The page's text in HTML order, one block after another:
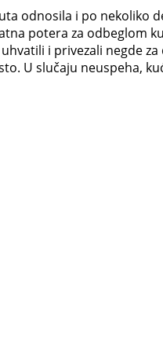
odnosila i po
potera za odbeglom
i privezali negde
U slučaju neuspeha,